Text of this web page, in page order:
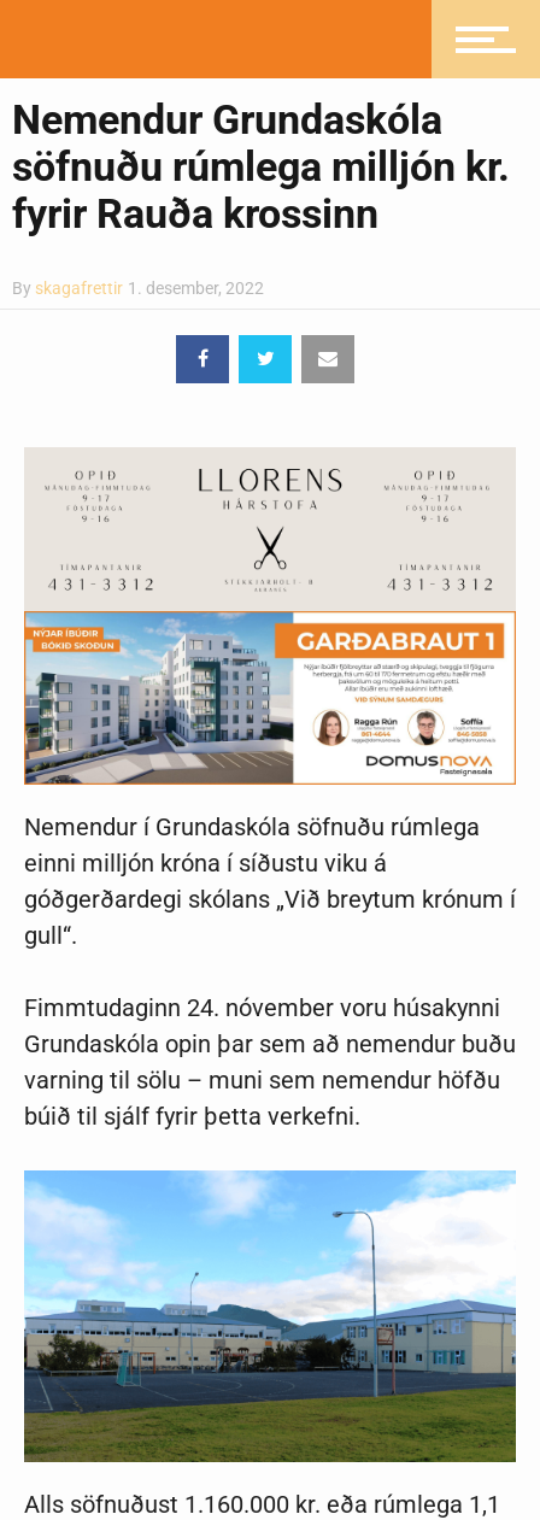
Mannlíf
Heilsueflandi samfélag
Greinasafn
Nemendur Grundaskóla
söfnuðu rúmlega milljón kr.
fyrir Rauða krossinn
By skagafrettir 1. desember, 2022
Nemendur í Grundaskóla söfnuðu rúmlega
einni milljón króna í síðustu viku á
góðgerðardegi skólans „Við breytum krónum í
gull“.
Fimmtudaginn 24. nóvember voru húsakynni
Grundaskóla opin þar sem að nemendur buðu
varning til sölu – muni sem nemendur höfðu
búið til sjálf fyrir þetta verkefni.
Alls söfnuðust 1.160.000 kr. eða rúmlega 1,1